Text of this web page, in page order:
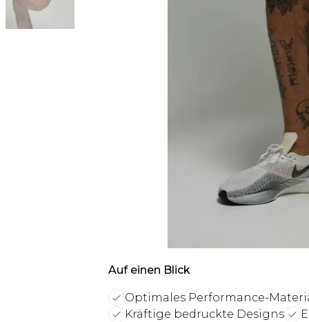
Auf einen Blick
Optimales Performance-
Kräftige bedruckte Designs